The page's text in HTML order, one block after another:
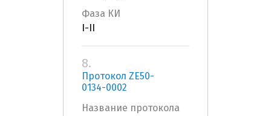
Фаза КИ
I-II
8.
Протокол ZE50-
0134-0002
Название протокола